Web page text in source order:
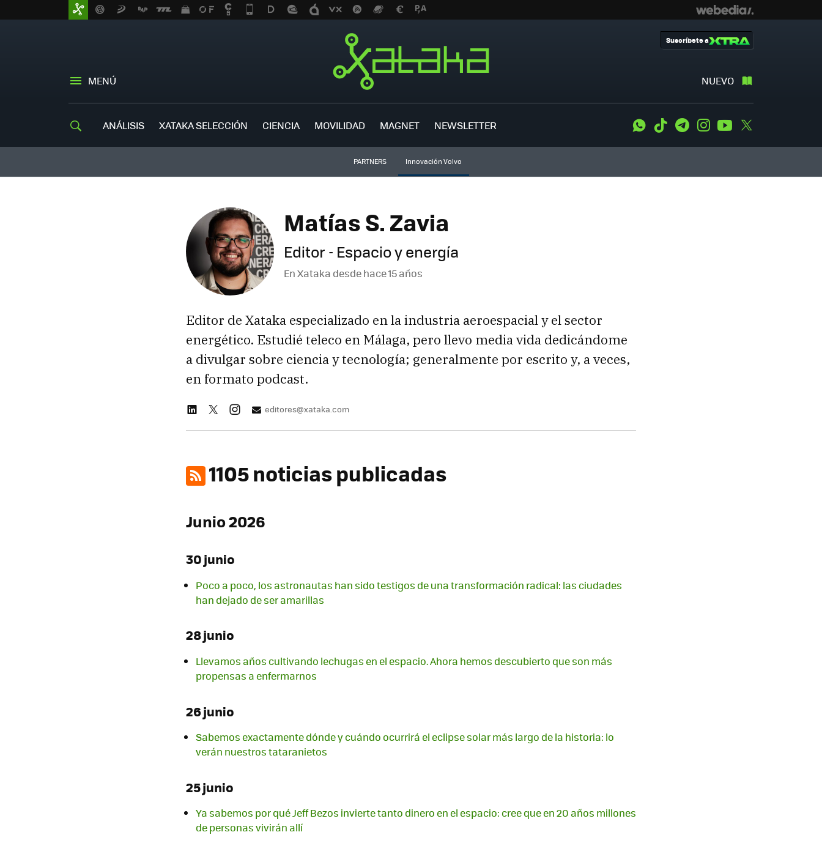
MENÚ NUEVO
Suscríbete a
ANÁLISIS XATAKA SELECCIÓN CIENCIA MOVILIDAD MAGNET NEWSLETTER WhatsApp
Tiktok TelegramInstagramYoutube
PARTNERS Innovación Volvo
Matías S. Zavia
Editor - Espacio y energía
En Xataka desdehace 15 años
Editor de Xataka especializado en la industria aeroespacial y el sector
energético. Estudié teleco en Málaga, pero llevo media vida dedicándome
a divulgar sobre ciencia y tecnología; generalmente por escrito y, a veces,
en formato podcast.
editores@xataka.com
1105 noticias publicadas
Junio 2026
30 junio
Poco a poco, los astronautas han sido testigos de una transformación radical: las ciudades
han dejado de ser amarillas
28 junio
Llevamos años cultivando lechugas en el espacio. Ahora hemos descubierto que son más
propensas a enfermarnos
26 junio
Sabemos exactamente dónde y cuándo ocurrirá el eclipse solar más largo de la historia: lo
verán nuestros tataranietos
25 junio
Ya sabemos por qué Jeff Bezos invierte tanto dinero en el espacio: cree que en 20 años millones
de personas vivirán allí